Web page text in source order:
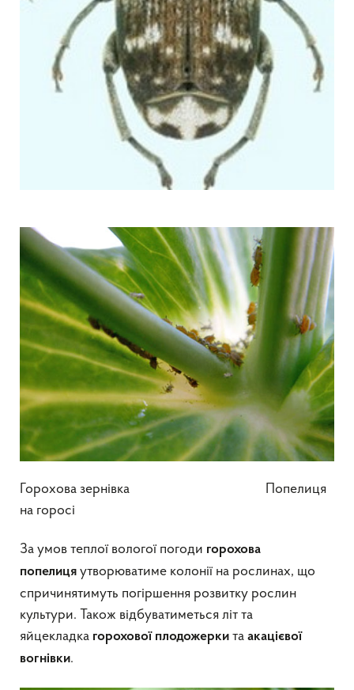
Горохова зернівка Попелиця
на горосі
За умов теплої вологої погоди горохова
попелиця утворюватиме колонії на рослинах, що
спричинятимуть погіршення розвитку рослин
культури. Також відбуватиметься літ та
яйцекладка горохової плодожерки та акацієвої
вогнівки.